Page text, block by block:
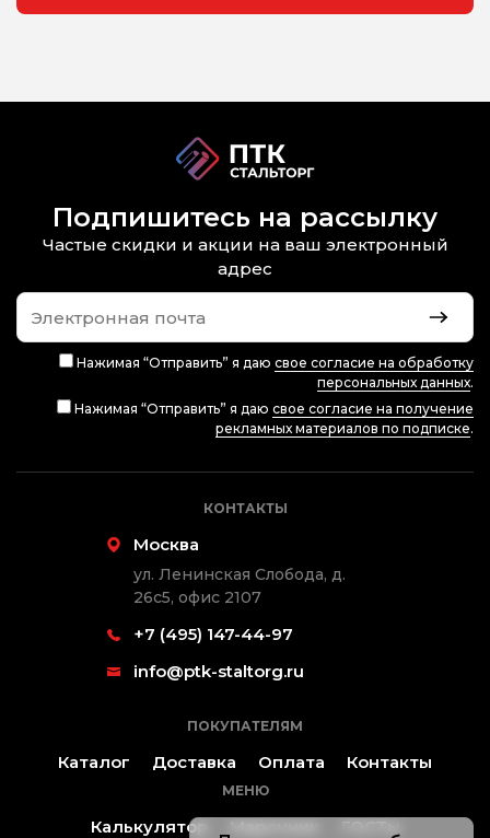
Подпишитесь на рассылку
Частые скидки и акции на ваш электронный
адрес
Нажимая “Отправить” я даю свое согласие на обработку
персональных данных.
Нажимая “Отправить” я даю свое согласие на получение
рекламных материалов по подписке.
КОНТАКТЫ
Москва
ул. Ленинская Слобода, д.
26с5, офис 2107
+7 (495) 147-44-97
info@ptk-staltorg.ru
ПОКУПАТЕЛЯМ
Каталог Доставка Оплата Контакты
МЕНЮ
Калькулятор